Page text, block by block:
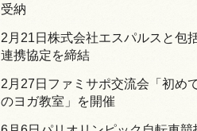
受納
2月21日株式会社エスパルスと包
連携協定を締結
2月27日ファミサポ交流会「初め
のヨガ教室」を開催